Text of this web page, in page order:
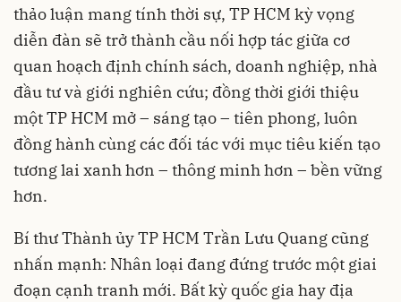
thảo luận mang tính thời sự, TP HCM kỳ vọng
diễn đàn sẽ trở thành cầu nối hợp tác giữa cơ
quan hoạch định chính sách, doanh nghiệp, nhà
đầu tư và giới nghiên cứu; đồng thời giới thiệu
một TP HCM mở – sáng tạo – tiên phong, luôn
đồng hành cùng các đối tác với mục tiêu kiến tạo
tương lai xanh hơn – thông minh hơn – bền vững
hơn.
Bí thư Thành ủy TP HCM Trần Lưu Quang cũng
nhấn mạnh: Nhân loại đang đứng trước một giai
đoạn cạnh tranh mới. Bất kỳ quốc gia hay địa